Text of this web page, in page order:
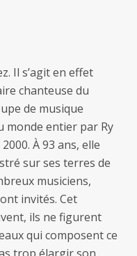
Il s’agit en effet
chanteuse du
de musique
monde entier par Ry
À 93 ans, elle
sur ses terres de
musiciens,
invités. Cet
ils ne figurent
qui composent ce